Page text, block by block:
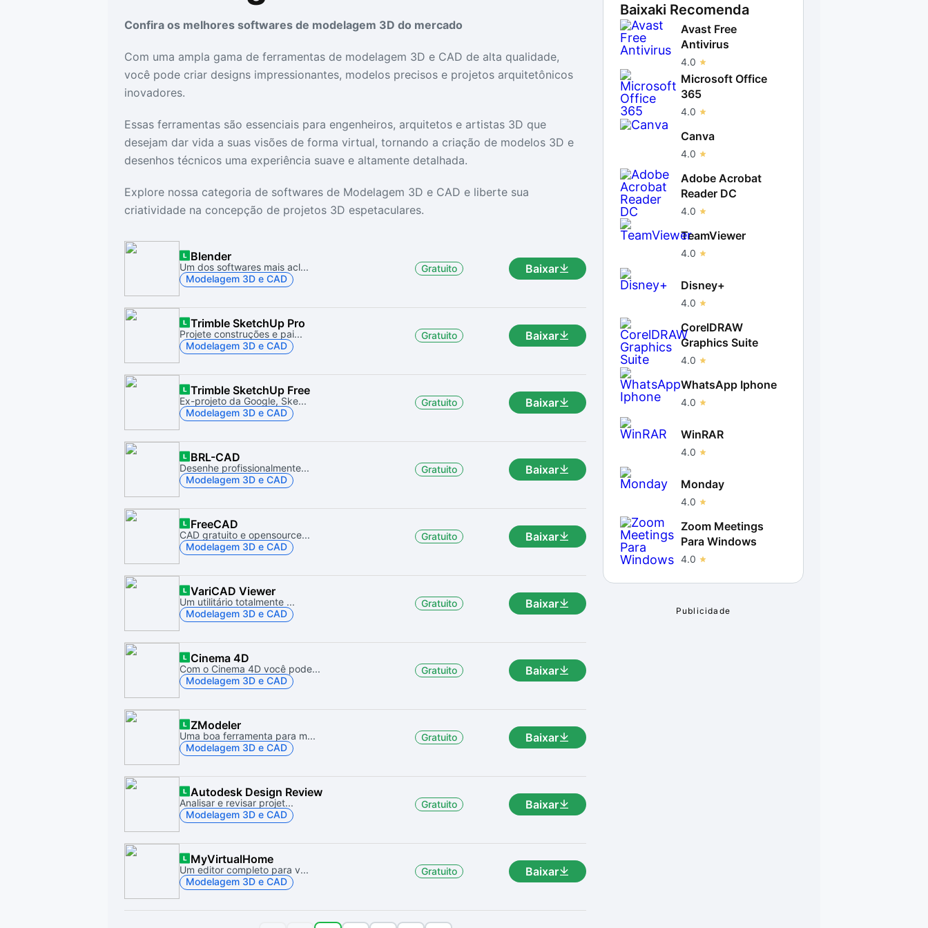
Drivers
Ver mais categorias
Outros
Ver mais categorias
Confira os melhores softwares de modelagem 3D do mercado
Com uma ampla gama de ferramentas de modelagem 3D e CAD de alta qualidade,
você pode criar designs impressionantes, modelos precisos e projetos arquitetônicos
inovadores.
Essas ferramentas são essenciais para engenheiros, arquitetos e artistas 3D que
desejam dar vida a suas visões de forma virtual, tornando a criação de modelos 3D e
desenhos técnicos uma experiência suave e altamente detalhada.
Explore nossa categoria de softwares de Modelagem 3D e CAD e liberte sua
criatividade na concepção de projetos 3D espetaculares.
Blender
Um dos softwares mais acl...
Modelagem 3D e CAD
Gratuito Baixar
Trimble SketchUp Pro
Projete construções e pai...
Modelagem 3D e CAD
Gratuito Baixar
Trimble SketchUp Free
Ex-projeto da Google, Ske...
Modelagem 3D e CAD
Gratuito Baixar
BRL-CAD
Desenhe profissionalmente...
Modelagem 3D e CAD
Gratuito Baixar
FreeCAD
CAD gratuito e opensource...
Modelagem 3D e CAD
Gratuito Baixar
VariCAD Viewer
Um utilitário totalmente ...
Modelagem 3D e CAD
Gratuito Baixar
Cinema 4D
Com o Cinema 4D você pode...
Modelagem 3D e CAD
Gratuito Baixar
ZModeler
Uma boa ferramenta para m...
Modelagem 3D e CAD
Gratuito Baixar
Autodesk Design Review
Analisar e revisar projet...
Modelagem 3D e CAD
Gratuito Baixar
MyVirtualHome
Um editor completo para v...
Modelagem 3D e CAD
Gratuito Baixar
Baixaki Recomenda
Avast Free
Antivirus
4.0
Microsoft Office
365
4.0
Canva
4.0
Adobe Acrobat
Reader DC
4.0
TeamViewer
4.0
Disney+
4.0
CorelDRAW
Graphics Suite
4.0
WhatsApp Iphone
4.0
WinRAR
4.0
Monday
4.0
Zoom Meetings
Para Windows
4.0